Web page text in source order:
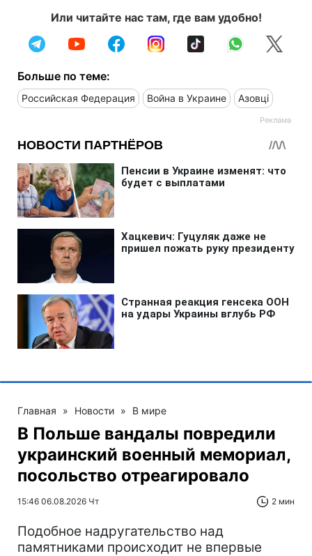
Или читайте нас там, где вам удобно!
Больше по теме:
Российская Федерация Война в Украине Азовці
Главная » Новости » В мире
В Польше вандалы повредили
украинский военный мемориал,
посольство отреагировало
15:46 06.08.2026 Чт 2 мин
Подобное надругательство над
памятниками происходит не впервые